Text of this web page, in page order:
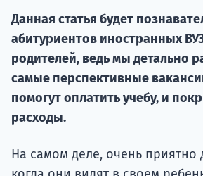
Данная статья будет
абитуриентов иностранных
родителей, ведь мы детально
самые перспективные
помогут оплатить учебу, и
расходы.
На самом деле, очень приятно